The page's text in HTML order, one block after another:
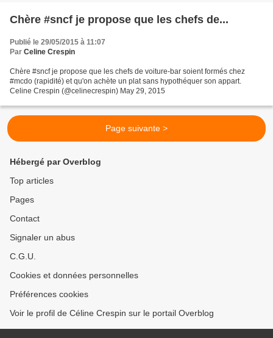
Chère #sncf je propose que les chefs de...
Publié le 29/05/2015 à 11:07
Par Celine Crespin
Chère #sncf je propose que les chefs de voiture-bar soient formés chez
#mcdo (rapidité) et qu'on achète un plat sans hypothéquer son appart.
Celine Crespin (@celinecrespin) May 29, 2015
Page suivante >
Hébergé par Overblog
Top articles
Pages
Contact
Signaler un abus
C.G.U.
Cookies et données personnelles
Préférences cookies
Voir le profil de Céline Crespin sur le portail Overblog